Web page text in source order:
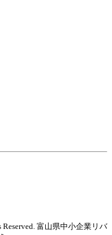
富山県中小企業リバ